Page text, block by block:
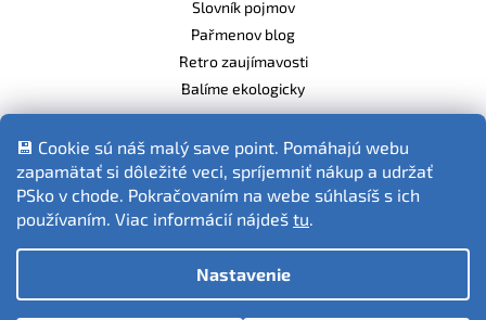
💾 Cookie sú náš malý save point. Pomáhajú webu
zapamätať si dôležité veci, spríjemniť nákup a udržať
PSko v chode. Pokračovaním na webe súhlasíš s ich
používaním. Viac informácií nájdeš tu.
Nastavenie
Slovník pojmov
Pařmenov blog
Retro zaujímavosti
Balíme ekologicky
Fotografie produktov sú ilustračné.
Vytvoril Shoptet